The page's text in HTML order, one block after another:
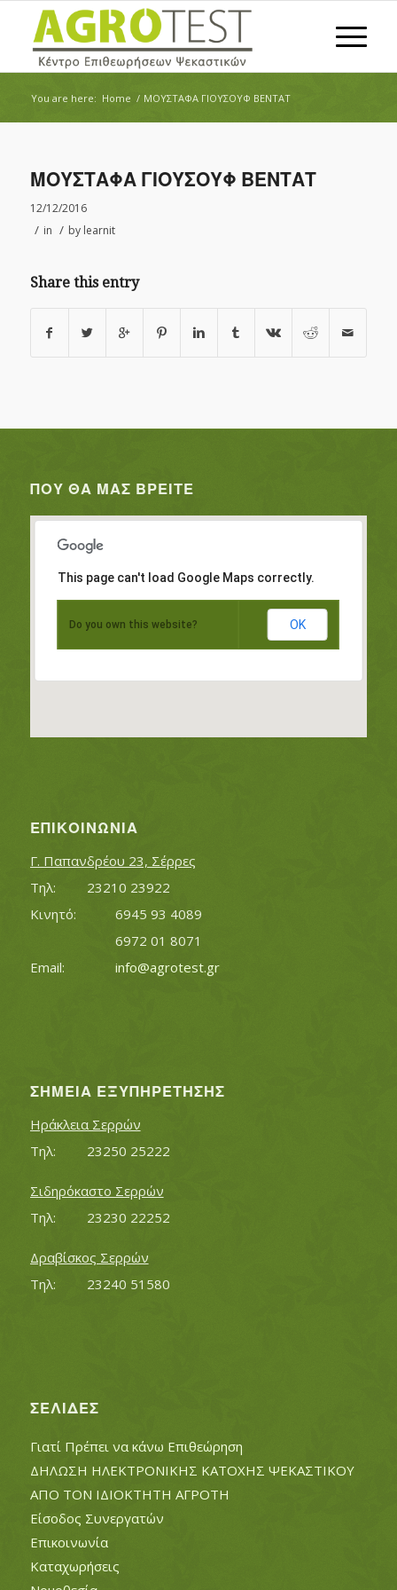
You are here: Home / ΜΟΥΣΤΑΦΑ ΓΙΟΥΣΟΥΦ ΒΕΝΤΑΤ
ΜΟΥΣΤΑΦΑ ΓΙΟΥΣΟΥΦ ΒΕΝΤΑΤ
12/12/2016
/ in / by learnit
Share this entry
ΠΟΥ ΘΑ ΜΑΣ ΒΡΕΊΤΕ
This page can't load Google Maps correctly.
Do you own this website? OK
ΕΠΙΚΟΙΝΩΝΊΑ
Γ. Παπανδρέου 23, Σέρρες
Τηλ:		23210 23922
Κινητό:		6945 93 4089
			6972 01 8071
info@agrotest.gr
ΣΗΜΕΊΑ ΕΞΥΠΗΡΈΤΗΣΗΣ
Ηράκλεια Σερρών
Τηλ:		23250 25222
Σιδηρόκαστο Σερρών
Τηλ:		23230 22252
Δραβίσκος Σερρών
Τηλ:		23240 51580
ΣΕΛΊΔΕΣ
Γιατί Πρέπει να κάνω Επιθεώρηση
ΔΗΛΩΣΗ ΗΛΕΚΤΡΟΝΙΚΗΣ ΚΑΤΟΧΗΣ ΨΕΚΑΣΤΙΚΟΥ
ΑΠΟ ΤΟΝ ΙΔΙΟΚΤΗΤΗ ΑΓΡΟΤΗ
Είσοδος Συνεργατών
Επικοινωνία
Καταχωρήσεις